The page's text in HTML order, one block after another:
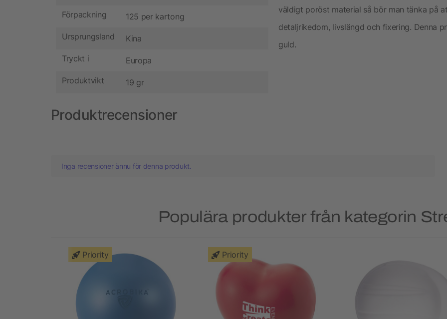
Förpackning 125 per kartong
Ursprungsland Kina
Tryckt i Europa
Produktvikt 19 gr
väldigt poröst material så bör man tänka på
detaljrikedom, livslängd och fixering. Denna
guld.
Produktrecensioner
Inga recensioner ännu för denna produkt.
Populära produkter från kategorin
Priority Priority